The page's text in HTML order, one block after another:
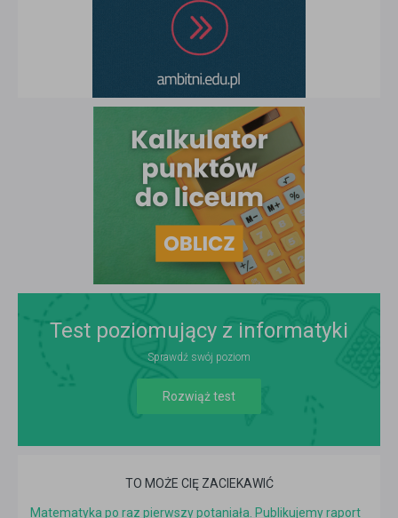
Test poziomujący z informatyki
Sprawdź swój poziom
Rozwiąż test
TO MOŻE CIĘ ZACIEKAWIĆ
Matematyka po raz pierwszy potaniała. Publikujemy raport